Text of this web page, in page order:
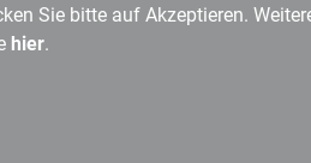
Sie bitte auf Akzeptieren.
hier.